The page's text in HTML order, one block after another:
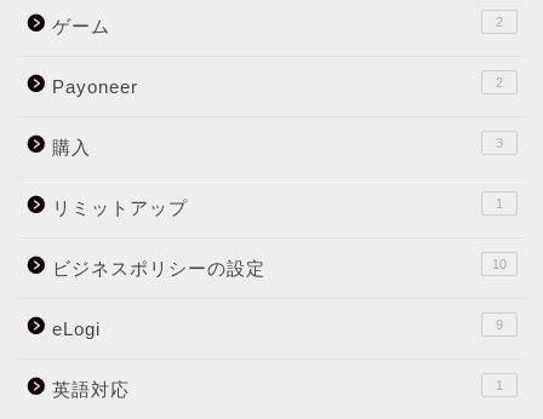
ゲーム 2
Payoneer 2
購入 3
リミットアップ 1
ビジネスポリシーの設定 10
eLogi 9
英語対応 1